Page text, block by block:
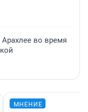
во время
МНЕНИЕ